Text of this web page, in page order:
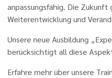
anpassungsfähig. Die
Weiterentwicklung und
Unsere neue Ausbildung
berücksichtigt all diese
Erfahre mehr über unsere